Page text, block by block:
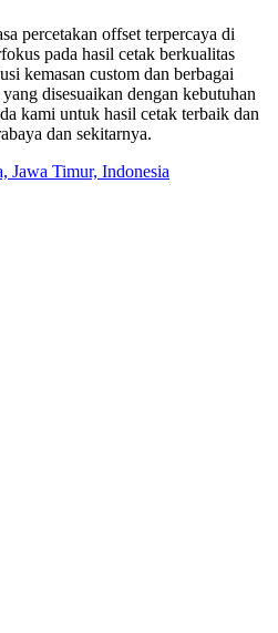
percetakan offset terpercaya di
pada hasil cetak berkualitas
kemasan custom dan berbagai
disesuaikan dengan kebutuhan
kami untuk hasil cetak terbaik dan
dan sekitarnya.
Jawa Timur, Indonesia